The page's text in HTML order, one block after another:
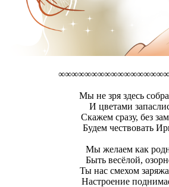
Мы не зря здесь
И цветами
Скажем сразу, без
Будем чествовать
Мы желаем как
Быть весёлой,
Ты нас смехом
Настроение